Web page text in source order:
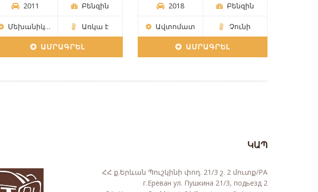
2011 Բենզին
Մեխանիկական Առկա է
ԱՄՐԱԳՐԵԼ
2018 Բենզին
Ավտոմատ Չունի
ԱՄՐԱԳՐԵԼ
ԿԱՊ
ՀՀ ք.Երևան Պուշկինի փող. 21/3 շ. 2 մուտք/РА
г.Ереван ул. Пушкина 21/3, подьезд 2